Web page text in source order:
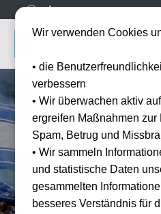
Wir verwenden Cookies
• die
verbessern
• Wir überwachen aktiv
ergreifen Maßnahmen zur
Spam, Betrug und
• Wir sammeln
und statistische Daten
gesammelten
besseres Verständnis für